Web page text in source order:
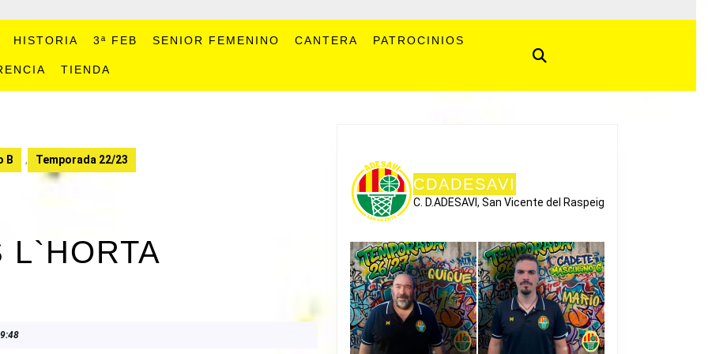
HISTORIA 3ª FEB SENIOR FEMENINO CANTERA PATROCINIOS
TIENDA
B , Temporada 22/23
L`HORTA
CDADESAVI
C. D.ADESAVI, San Vicente del Raspeig